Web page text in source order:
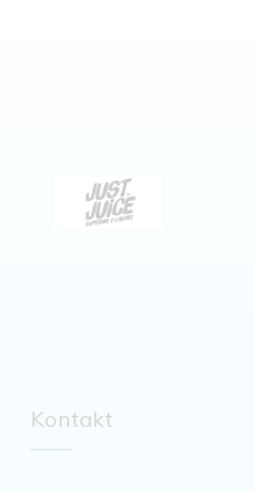
Kontakt